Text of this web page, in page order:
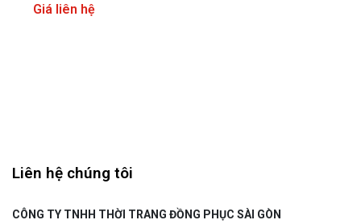
Giá liên hệ
Liên hệ chúng tôi
CÔNG TY TNHH THỜI TRANG ĐỒNG PHỤC SÀI GÒN